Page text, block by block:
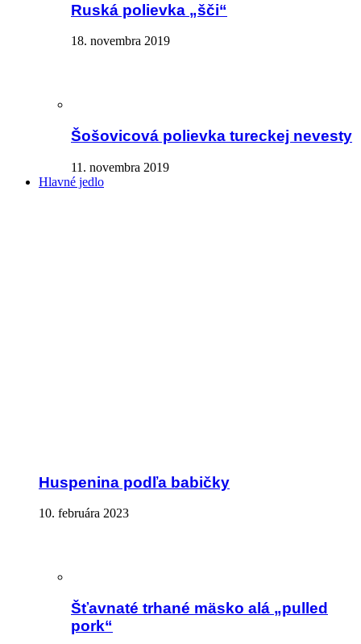
Ruská polievka „šči“
18. novembra 2019
Šošovicová polievka tureckej nevesty
11. novembra 2019
Hlavné jedlo
Huspenina podľa babičky
10. februára 2023
Šťavnaté trhané mäsko alá „pulled
pork“